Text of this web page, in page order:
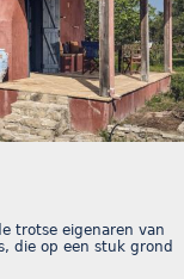
trotse eigenaren van
die op een stuk grond